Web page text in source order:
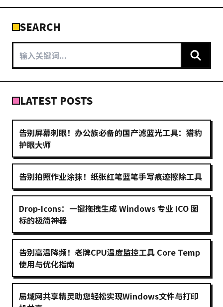
SEARCH
LATEST POSTS
告别屏幕刺眼！办公族必备的国产滤蓝光工具：猎豹
护眼大师
告别拍照作业涂抹！纸张红笔蓝笔手写痕迹擦除工具
Drop-Icons：一键拖拽生成 Windows 专业 ICO 图
标的极简神器
告别高温降频！老牌CPU温度监控工具 Core Temp
使用与优化指南
局域网共享精灵助您轻松实现Windows文件与打印